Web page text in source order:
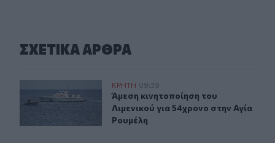
ΣΧΕΤΙΚA AΡΘΡΑ
Άμεση κινητοποίηση του Λιμενικού για 54χρονο στην
ΚΡΗΤΗ 09:39
Άμεση κινητοποίηση του
Άμεση κινητοποίηση του
Λιμενικού για 54χρονο στην Αγία
Ρουμέλη